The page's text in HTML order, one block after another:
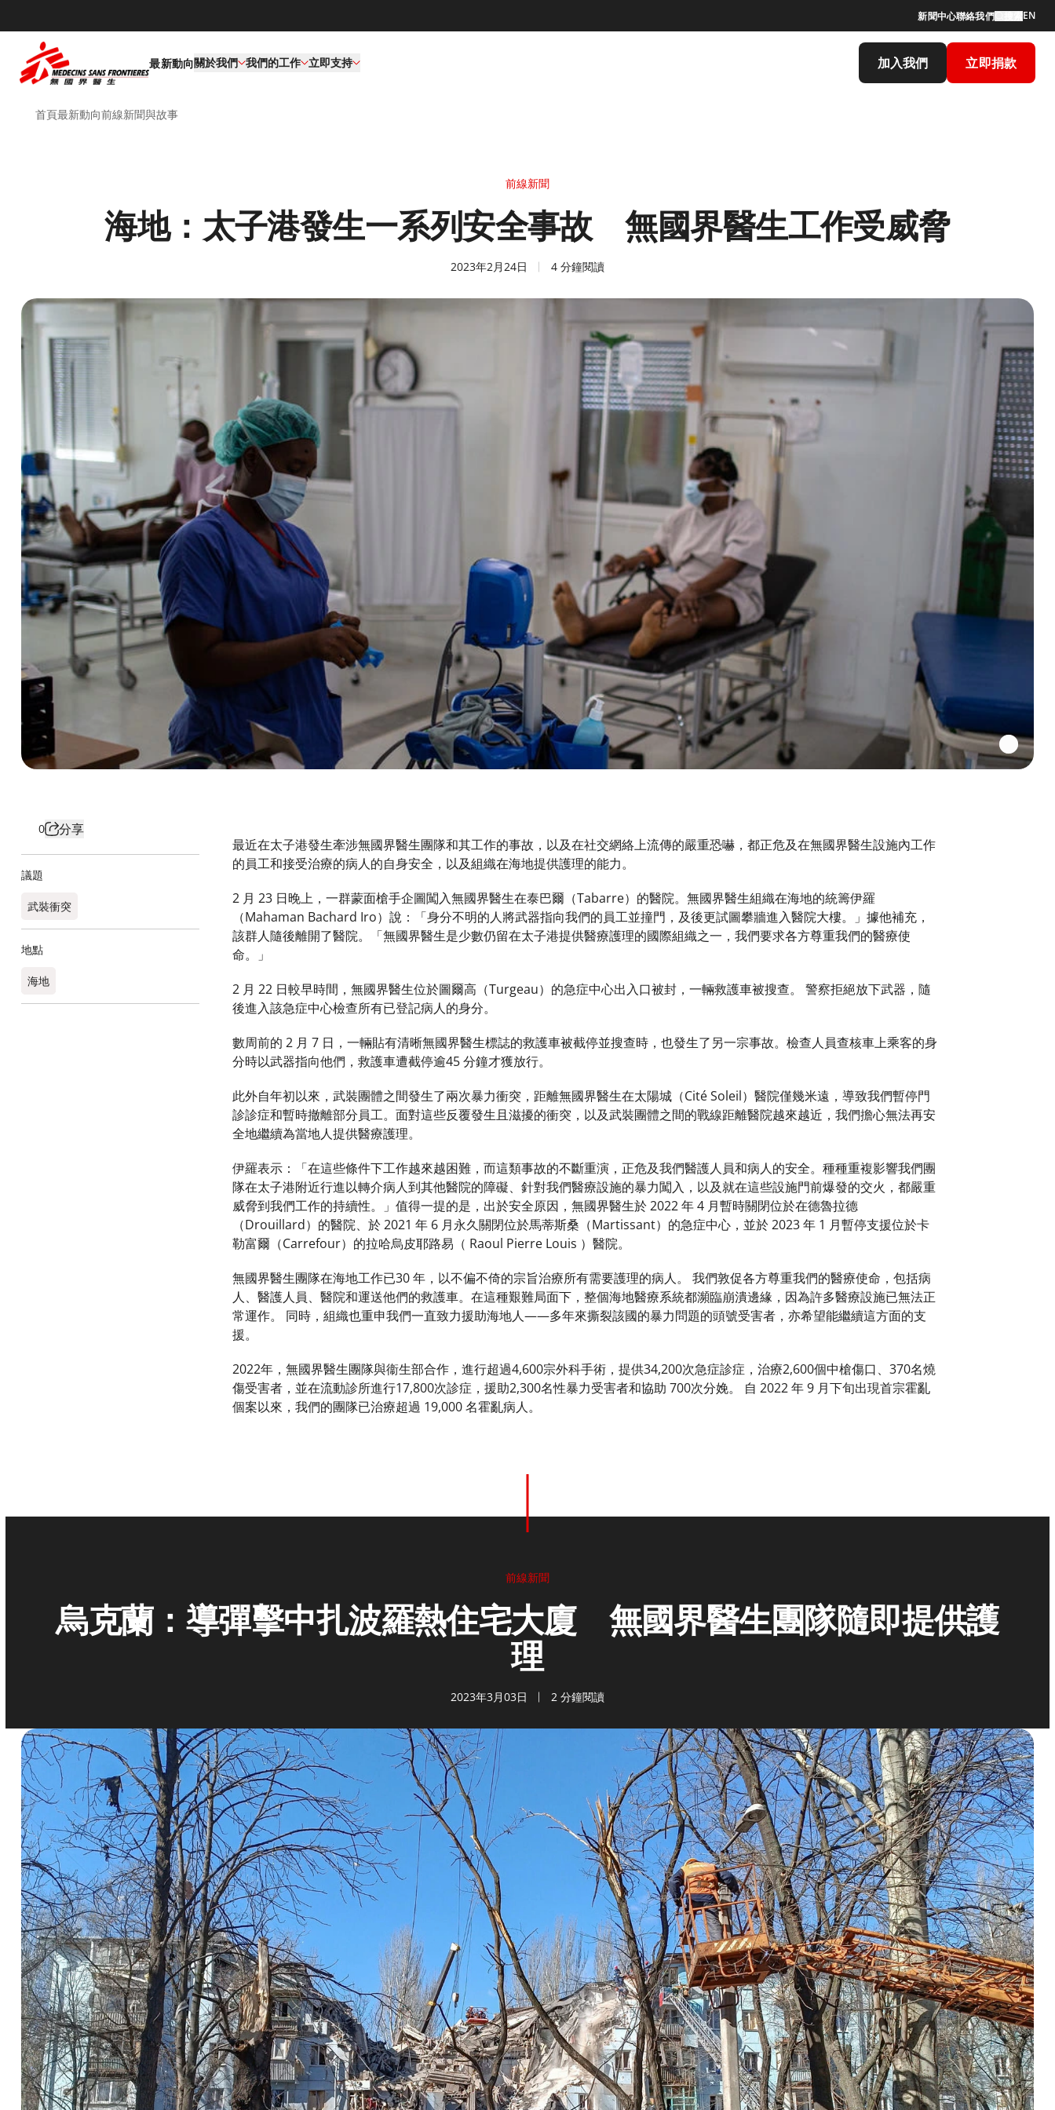
新聞中心聯絡我們 EN
最新動向關於我們 我們的工作​ 立即支持 加入我們 立即捐款
首頁最新動向前線新聞與故事
前線新聞
海地：太子港發生一系列安全事故 無國界醫生工作受威脅
2023年2月24日 4 分鐘閱讀
0 分享
議題
武裝衝突
地點
海地
最近在太子港發生牽涉無國界醫生團隊和其工作的事故，以及在社交網絡上流傳的嚴重恐嚇，都正危及在無國界醫生設施內工作
的員工和接受治療的病人的自身安全，以及組織在海地提供護理的能力。
2 月 23 日晚上，一群蒙面槍手企圖闖入無國界醫生在泰巴爾（Tabarre）的醫院。無國界醫生組織在海地的統籌伊羅
（Mahaman Bachard Iro）說：「身分不明的人將武器指向我們的員工並撞門，及後更試圖攀牆進入醫院大樓。」據他補充，
該群人隨後離開了醫院。「無國界醫生是少數仍留在太子港提供醫療護理的國際組織之一，我們要求各方尊重我們的醫療使
命。」
2 月 22 日較早時間，無國界醫生位於圖爾高（Turgeau）的急症中心出入口被封，一輛救護車被搜查。 警察拒絕放下武器，隨
後進入該急症中心檢查所有已登記病人的身分。
數周前的 2 月 7 日，一輛貼有清晰無國界醫生標誌的救護車被截停並搜查時，也發生了另一宗事故。檢查人員查核車上乘客的身
分時以武器指向他們，救護車遭截停逾45 分鐘才獲放行。
此外自年初以來，武裝團體之間發生了兩次暴力衝突，距離無國界醫生在太陽城（Cité Soleil）醫院僅幾米遠，導致我們暫停門
診診症和暫時撤離部分員工。面對這些反覆發生且滋擾的衝突，以及武裝團體之間的戰線距離醫院越來越近，我們擔心無法再安
全地繼續為當地人提供醫療護理。
伊羅表示：「在這些條件下工作越來越困難，而這類事故的不斷重演，正危及我們醫護人員和病人的安全。種種重複影響我們團
隊在太子港附近行進以轉介病人到其他醫院的障礙、針對我們醫療設施的暴力闖入，以及就在這些設施門前爆發的交火，都嚴重
威脅到我們工作的持續性。」值得一提的是，出於安全原因，無國界醫生於 2022 年 4 月暫時關閉位於在德魯拉德
（Drouillard）的醫院、於 2021 年 6 月永久關閉位於馬蒂斯桑（Martissant）的急症中心，並於 2023 年 1 月暫停支援位於卡
勒富爾（Carrefour）的拉哈烏皮耶路易（ Raoul Pierre Louis ）醫院。
無國界醫生團隊在海地工作已30 年，以不偏不倚的宗旨治療所有需要護理的病人。 我們敦促各方尊重我們的醫療使命，包括病
人、醫護人員、醫院和運送他們的救護車。在這種艱難局面下，整個海地醫療系統都瀕臨崩潰邊緣，因為許多醫療設施已無法正
常運作。 同時，組織也重申我們一直致力援助海地人——多年來撕裂該國的暴力問題的頭號受害者，亦希望能繼續這方面的支
援。
2022年，無國界醫生團隊與衞生部合作，進行超過4,600宗外科手術，提供34,200次急症診症，治療2,600個中槍傷口、370名燒
傷受害者，並在流動診所進行17,800次診症，援助2,300名性暴力受害者和協助 700次分娩。 自 2022 年 9 月下旬出現首宗霍亂
個案以來，我們的團隊已治療超過 19,000 名霍亂病人。
前線新聞
烏克蘭：導彈擊中扎波羅熱住宅大廈 無國界醫生團隊隨即提供護
理
2023年3月03日 2 分鐘閱讀